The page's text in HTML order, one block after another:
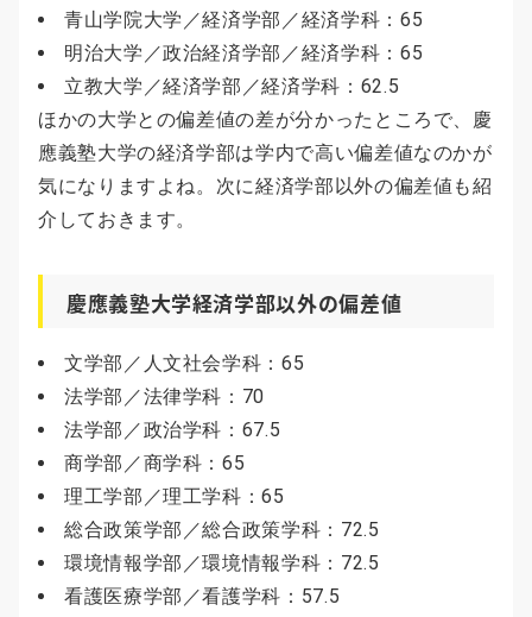
青山学院大学／経済学部／経済学科：65
明治大学／政治経済学部／経済学科：65
立教大学／経済学部／経済学科：62.5
ほかの大学との偏差値の差が分かったところで、慶
應義塾大学の経済学部は学内で高い偏差値なのかが
気になりますよね。次に経済学部以外の偏差値も紹
介しておきます。
慶應義塾大学経済学部以外の偏差値
文学部／人文社会学科：65
法学部／法律学科：70
法学部／政治学科：67.5
商学部／商学科：65
理工学部／理工学科：65
総合政策学部／総合政策学科：72.5
環境情報学部／環境情報学科：72.5
看護医療学部／看護学科：57.5